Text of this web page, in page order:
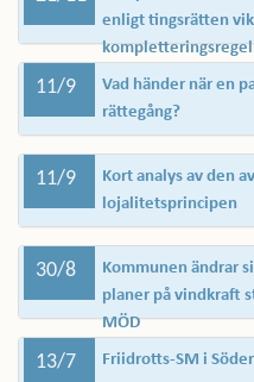
enligt tingsrätten
11/9
Vad händer när en
rättegång?
11/9
Kort analys av den
lojalitetsprincipen
30/8
Kommunen ändrar
planer på vindkraft
MÖD
13/7 Friidrotts-SM i